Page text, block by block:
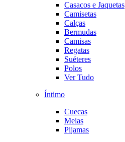
Casacos e Jaquetas
Camisetas
Calças
Bermudas
Camisas
Regatas
Suéteres
Polos
Ver Tudo
Íntimo
Cuecas
Meias
Pijamas